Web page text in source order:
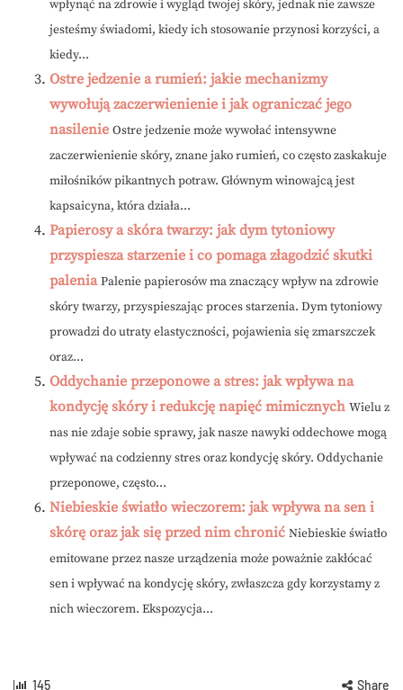
wpłynąć na zdrowie i wygląd twojej skóry, jednak nie zawsze
jesteśmy świadomi, kiedy ich stosowanie przynosi korzyści, a
kiedy...
Ostre jedzenie a rumień: jakie mechanizmy
wywołują zaczerwienienie i jak ograniczać jego
nasilenie Ostre jedzenie może wywołać intensywne
zaczerwienienie skóry, znane jako rumień, co często zaskakuje
miłośników pikantnych potraw. Głównym winowajcą jest
kapsaicyna, która działa...
Papierosy a skóra twarzy: jak dym tytoniowy
przyspiesza starzenie i co pomaga złagodzić skutki
palenia Palenie papierosów ma znaczący wpływ na zdrowie
skóry twarzy, przyspieszając proces starzenia. Dym tytoniowy
prowadzi do utraty elastyczności, pojawienia się zmarszczek
oraz...
Oddychanie przeponowe a stres: jak wpływa na
kondycję skóry i redukcję napięć mimicznych Wielu z
nas nie zdaje sobie sprawy, jak nasze nawyki oddechowe mogą
wpływać na codzienny stres oraz kondycję skóry. Oddychanie
przeponowe, często...
Niebieskie światło wieczorem: jak wpływa na sen i
skórę oraz jak się przed nim chronić Niebieskie światło
emitowane przez nasze urządzenia może poważnie zakłócać
sen i wpływać na kondycję skóry, zwłaszcza gdy korzystamy z
nich wieczorem. Ekspozycja...
145 Share